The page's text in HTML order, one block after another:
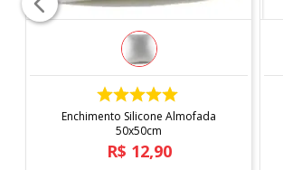
COMPRAR
Enchimento Silicone Almofada
50x50cm
R$ 12,90